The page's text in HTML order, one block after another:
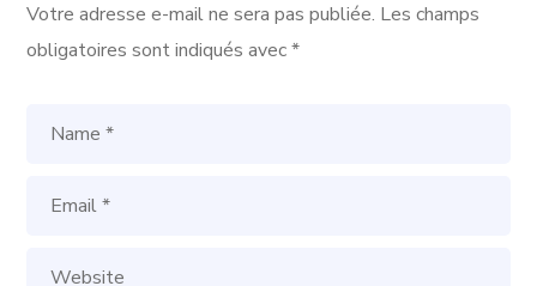
Votre adresse e-mail ne sera pas publiée. Les champs
obligatoires sont indiqués avec*